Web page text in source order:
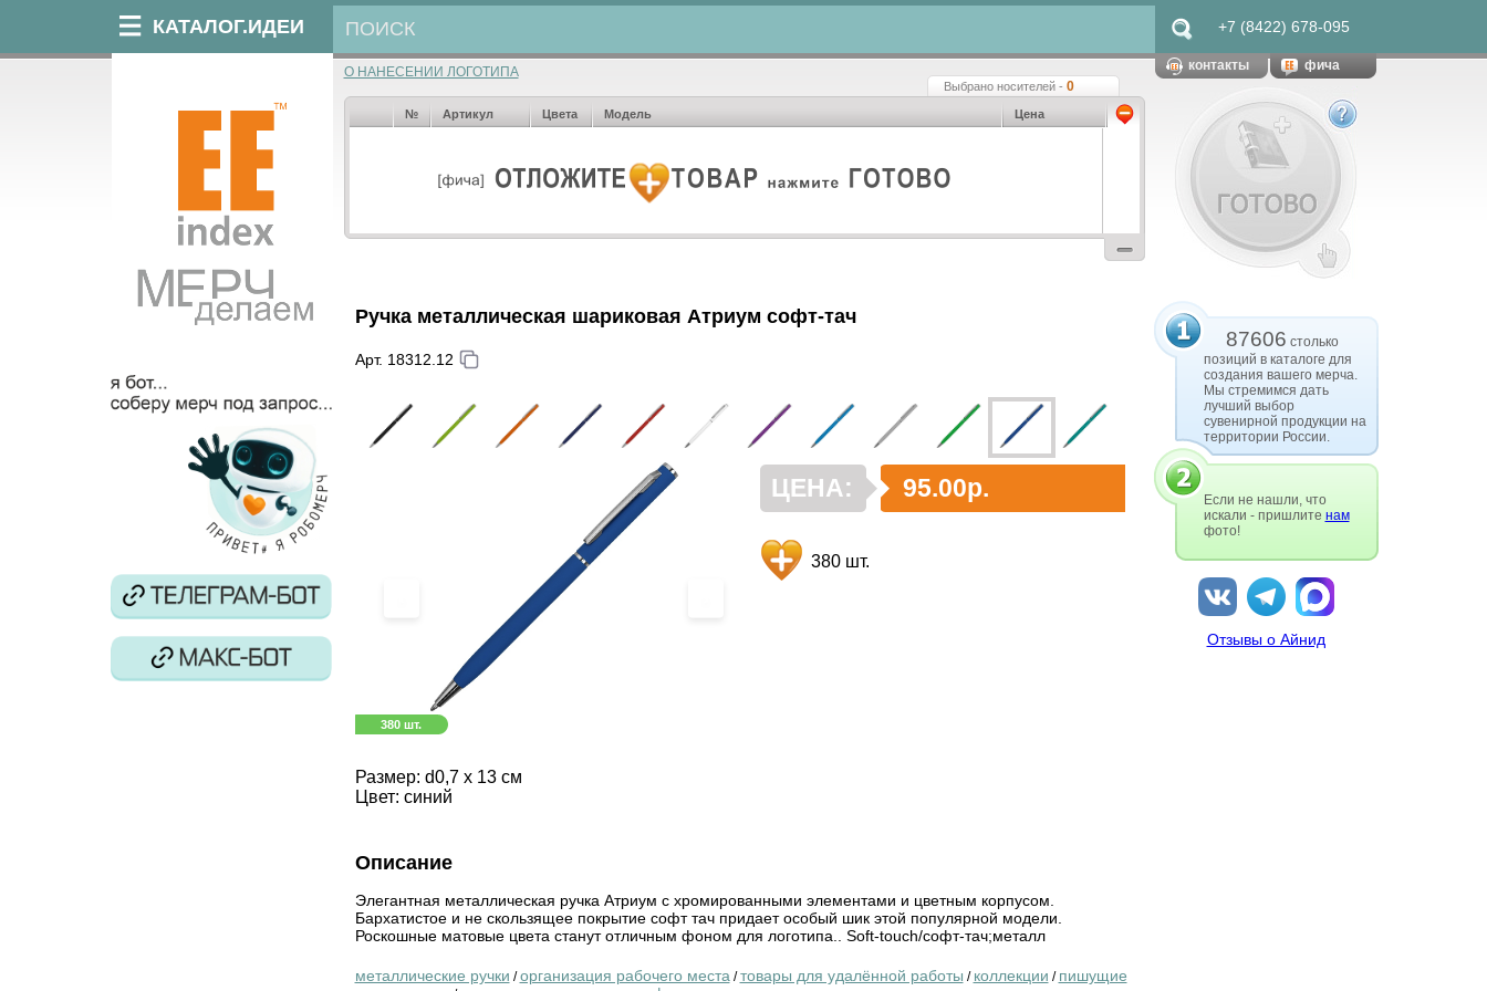
КАТАЛОГ.ИДЕИ +7 (8422) 678-095
О НАНЕСЕНИИ ЛОГОТИПА
Выбрано носителей - 0
№ Артикул Цвета Модель Цена
Ручка металлическая шариковая Атриум софт-тач
Арт. 18312.12
380 шт.
ЦЕНА: 95.00р.
380 шт.
Размер: d0,7 х 13 см
Цвет: синий
Описание
Элегантная металлическая ручка Атриум с хромированными элементами и цветным корпусом.
Бархатистое и не скользящее покрытие софт тач придает особый шик этой популярной модели.
Роскошные матовые цвета станут отличным фоном для логотипа.. Soft-touch/софт-тач;металл
металлические ручки /организация рабочего места/товары для удалённой работы / коллекции / пишущие
контакты фича
87606 столько
позиций в каталоге для
создания вашего мерча.
Мы стремимся дать
лучший выбор
сувенирной продукции на
территории России.
Если не нашли, что
искали - пришлите нам
фото!
Отзывы о Айнид